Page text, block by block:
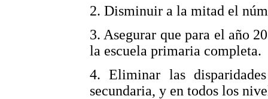
2. Disminuir a la mitad el
3. Asegurar que para el año
la escuela primaria completa.
4. Eliminar las
secundaria, y en todos los